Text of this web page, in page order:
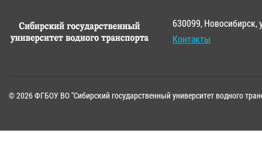
630099, Новосибирск,
Контакты
© 2026 ФГБОУ ВО "Сибирский государственный университет водного